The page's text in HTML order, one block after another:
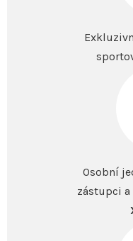
Osobní
zástupci